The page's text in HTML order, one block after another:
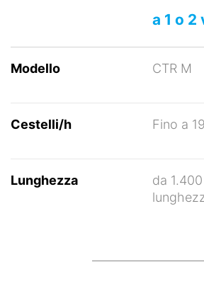
a 1 o 2
Modello CTR M
Cestelli/h Fino a
Lunghezza
da